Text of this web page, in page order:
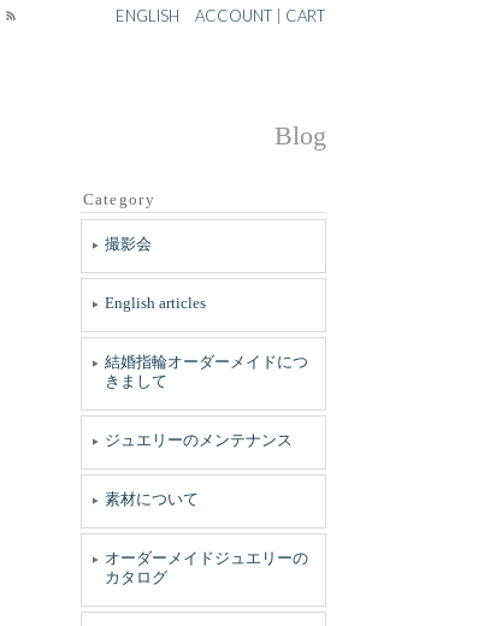
ENGLISH ACCOUNT CART
Blog
Category
撮影会
English articles
結婚指輪オーダーメイドにつ
きまして
ジュエリーのメンテナンス
素材について
オーダーメイドジュエリーの
カタログ